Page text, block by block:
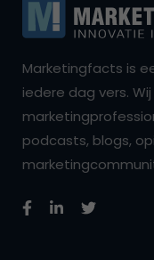
Marketingfacts is
iedere dag vers.
podcasts, blogs,